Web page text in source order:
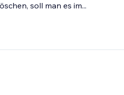
soll man es im...